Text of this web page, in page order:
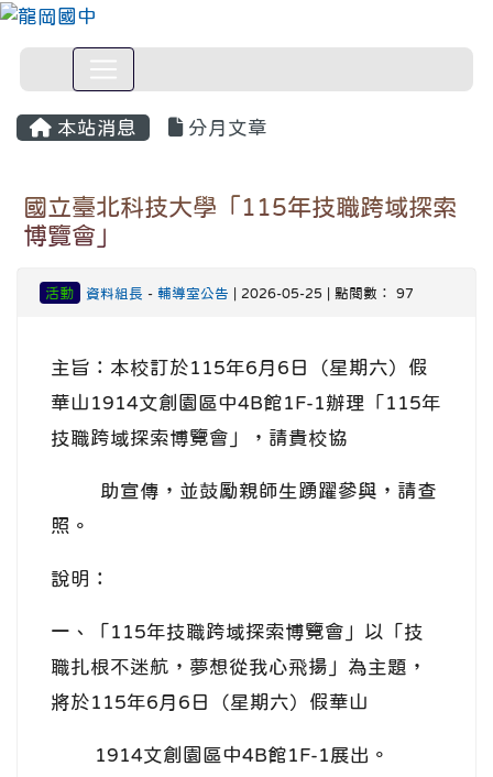
本站消息 分月文章
國立臺北科技大學「115年技職跨域探索
博覽會」
活動 資料組長 - 輔導室公告 | 2026-05-25 | 點閱數： 97
主旨：本校訂於115年6月6日（星期六）假
華山1914文創園區中4B館1F-1辦理「115年
技職跨域探索博覽會」，請貴校協
助宣傳，並鼓勵親師生踴躍參與，請查
照。
說明：
一、「115年技職跨域探索博覽會」以「技
職扎根不迷航，夢想從我心飛揚」為主題，
將於115年6月6日（星期六）假華山
1914文創園區中4B館1F-1展出。